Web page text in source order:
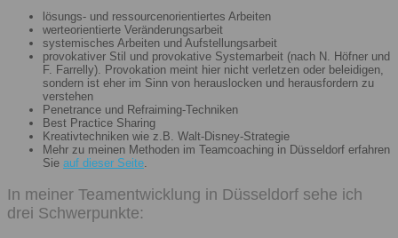
lösungs- und ressourcenorientiertes Arbeiten
werteorientierte Veränderungsarbeit
systemisches Arbeiten und Aufstellungsarbeit
provokativer Stil und provokative Systemarbeit (nach N. Höfner und
F. Farrelly). Provokation meint hier nicht verletzen oder beleidigen,
sondern ist eher im Sinn von herauslocken und herausfordern zu
verstehen
Penetrance und Refraiming-Techniken
Best Practice Sharing
Kreativtechniken wie z.B. Walt-Disney-Strategie
Mehr zu meinen Methoden im Teamcoaching in Düsseldorf erfahren
Sie auf dieser Seite.
In meiner Teamentwicklung in Düsseldorf sehe ich
drei Schwerpunkte: